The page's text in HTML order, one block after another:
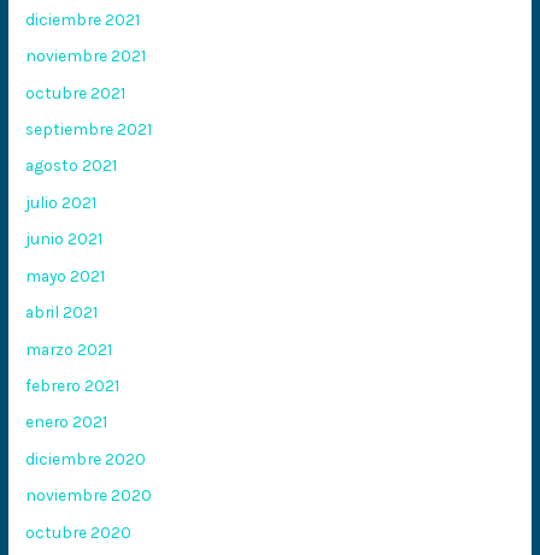
diciembre 2021
noviembre 2021
octubre 2021
septiembre 2021
agosto 2021
julio 2021
junio 2021
mayo 2021
abril 2021
marzo 2021
febrero 2021
enero 2021
diciembre 2020
noviembre 2020
octubre 2020